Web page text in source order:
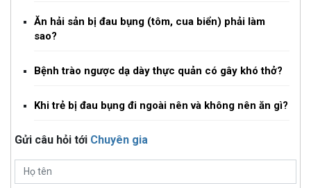
Ăn hải sản bị đau bụng (tôm, cua biển) phải làm
sao?
Bệnh trào ngược dạ dày thực quản có gây khó thở?
Khi trẻ bị đau bụng đi ngoài nên và không nên ăn gì?
Gửi câu hỏi tới Chuyên gia